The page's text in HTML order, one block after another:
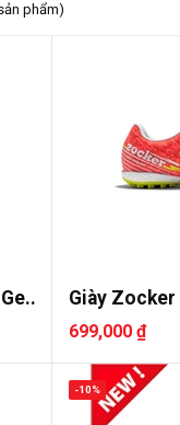
phẩm)
Giày Zocker
699,000 ₫
-10%